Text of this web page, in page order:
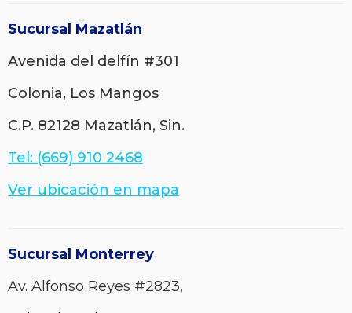
Sucursal Mazatlán
Avenida del delfín #301
Colonia, Los Mangos
C.P. 82128 Mazatlán, Sin.
Tel: (669) 910 2468
Ver ubicación en mapa
Sucursal Monterrey
Av. Alfonso Reyes #2823,